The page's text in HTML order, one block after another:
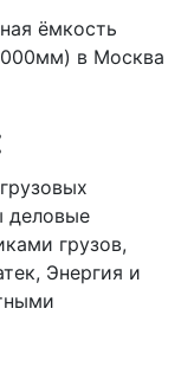
ёмкость
в Москва
деловые
грузов,
Энергия и